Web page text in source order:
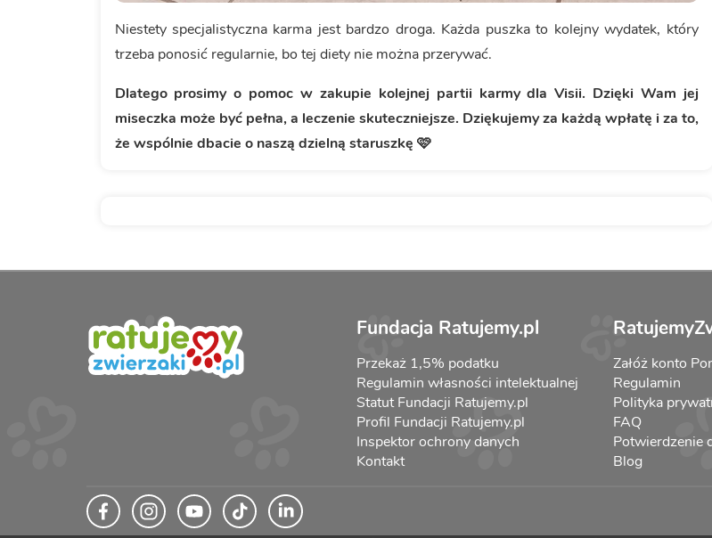
Niestety specjalistyczna karma jest bardzo droga. Każda puszka to kolejny wydatek, który
trzeba ponosić regularnie, bo tej diety nie można przerywać.
Dlatego prosimy o pomoc w zakupie kolejnej partii karmy dla Visii. Dzięki Wam jej
miseczka może być pełna, a leczenie skuteczniejsze. Dziękujemy za każdą wpłatę i za to,
że wspólnie dbacie o naszą dzielną staruszkę 🩷
Fundacja Ratujemy.pl
Przekaż 1,5% podatku
Regulamin własności intelektualnej
Statut Fundacji Ratujemy.pl
Profil Fundacji Ratujemy.pl
Inspektor ochrony danych
Kontakt
Załóż konto
Regulamin
Polityka
FAQ
Potwierdzenie
Blog